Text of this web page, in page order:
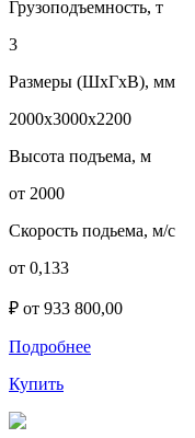
Грузоподъемность, т
3
Размеры (ШхГхВ), мм
2000х3000х2200
Высота подъема, м
от 2000
Скорость подьема, м/с
от 0,133
₽ от 933 800,00
Подробнее
Купить